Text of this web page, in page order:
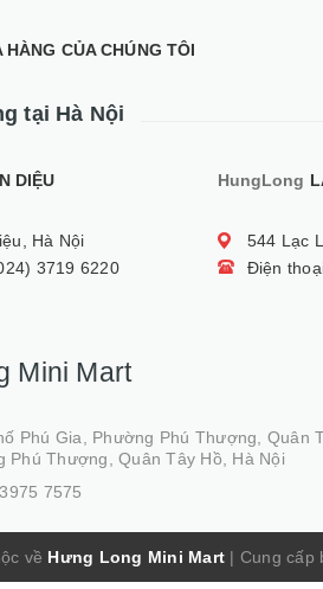
HÀNG CỦA CHÚNG TÔI
tại Hà Nội
DIỆU
Hà Nội
3719 6220
HungLong
544 Lạc
Điện
Mini Mart
Phú Gia, Phường Phú Thượng, Quân
Phú Thượng, Quân Tây Hồ, Hà Nội
7575
về Hưng Long Mini Mart | Cung cấp